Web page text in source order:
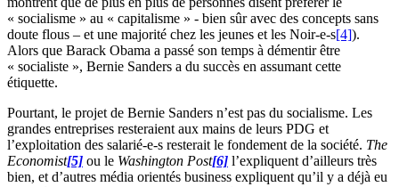
« socialisme » au « capitalisme » - bien sûr avec des concepts sans
doute flous – et une majorité chez les jeunes et les Noir-e-s[4]).
Alors que Barack Obama a passé son temps à démentir être
« socialiste », Bernie Sanders a du succès en assumant cette
étiquette.
Pourtant, le projet de Bernie Sanders n’est pas du socialisme. Les
grandes entreprises resteraient aux mains de leurs PDG et
l’exploitation des salarié-e-s resterait le fondement de la société. The
Economist[5] ou le Washington Post[6] l’expliquent d’ailleurs très
bien, et d’autres média orientés business expliquent qu’il y a déjà eu